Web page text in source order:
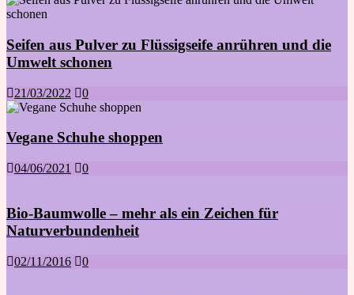
Seifen aus Pulver zu Flüssigseife anrühren und die
Umwelt schonen
21/03/2022 0
Vegane Schuhe shoppen
04/06/2021 0
Bio-Baumwolle – mehr als ein Zeichen für
Naturverbundenheit
02/11/2016 0